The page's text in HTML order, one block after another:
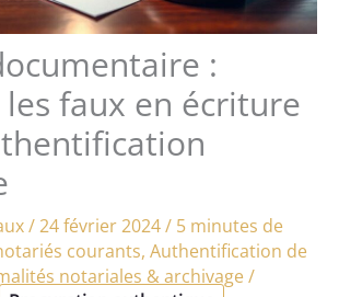
:
faux en écriture
/24 février 2024/ 5 minutes de
courants, Authentification de
notariales & archivage/